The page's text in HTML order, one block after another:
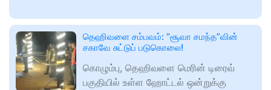
தெஹிவளை சம்பவம்: “சூவா சமந்த”வின்
சகாவே சுட்டுப் படுகொலை!
கொழும்பு, தெஹிவளை மெரின் டிரைவ்
பகுதியில் உள்ள ஹோட்டல் ஒன்றுக்கு